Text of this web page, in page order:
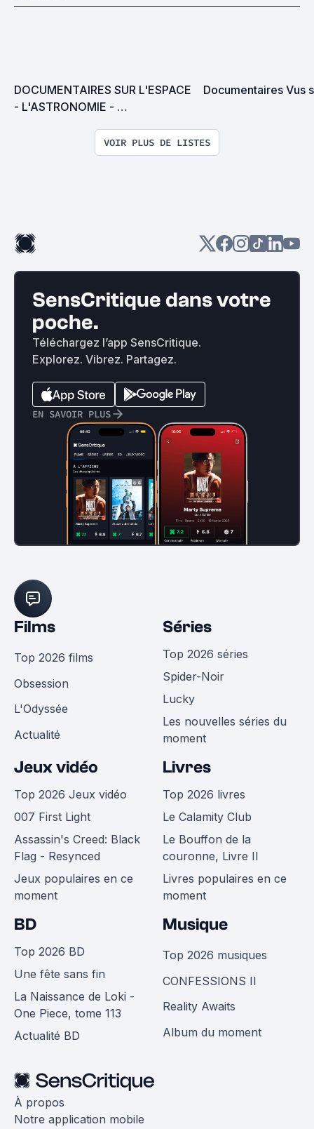
DOCUMENTAIRES SUR L'ESPACE
- L'ASTRONOMIE -
Documentaires Vus
VOIR PLUS DE LISTES
SensCritique dans votre
poche.
Téléchargez l’app SensCritique.
Explorez. Vibrez. Partagez.
EN SAVOIR PLUS
Films
Top 2026 films
Obsession
L'Odyssée
Actualité
Séries
Top 2026 séries
Spider-Noir
Lucky
Les nouvelles séries du
moment
Jeux vidéo
Top 2026 Jeux vidéo
007 First Light
Assassin's Creed: Black
Flag - Resynced
Jeux populaires en ce
moment
Livres
Top 2026 livres
Le Calamity Club
Le Bouffon de la
couronne, Livre II
Livres populaires en ce
moment
BD
Top 2026 BD
Une fête sans fin
La Naissance de Loki -
One Piece, tome 113
Actualité BD
Musique
Top 2026 musiques
CONFESSIONS II
Reality Awaits
Album du moment
À propos
Notre application mobile